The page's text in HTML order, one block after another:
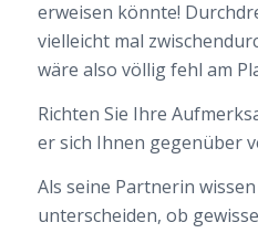
erweisen könnte!
vielleicht mal
wäre also völlig fehl am
Richten Sie Ihre
er sich Ihnen gegenüber
Als seine Partnerin
unterscheiden, ob